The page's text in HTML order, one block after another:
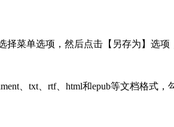
菜单选项，然后点击【另存为】选项
、txt、rtf、html和epub等文档格式，